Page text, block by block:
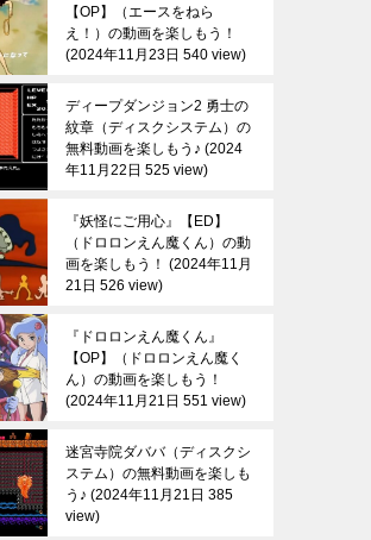
【OP】（エースをねら
え！）の動画を楽しもう！
2024年11月23日 540 view
ディープダンジョン2 勇士の
紋章（ディスクシステム）の
無料動画を楽しもう♪ 2024
年11月22日 525 view
『妖怪にご用心』【ED】
（ドロロンえん魔くん）の動
画を楽しもう！
2024年11月
21日 526 view
『ドロロンえん魔くん』
【OP】（ドロロンえん魔く
ん）の動画を楽しもう！
2024年11月21日 551 view
迷宮寺院ダババ（ディスクシ
ステム）の無料動画を楽しも
う♪ 2024年11月21日 385
view